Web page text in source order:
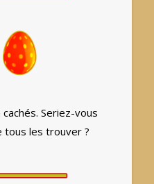
Seriez-vous
tous les trouver ?